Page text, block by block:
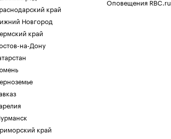
край
Новгород
край
на-Дону
край
Оповещения RBC.ru